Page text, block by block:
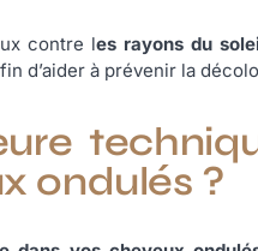
contre les rayons du
d’aider à prévenir la
ondulés ?